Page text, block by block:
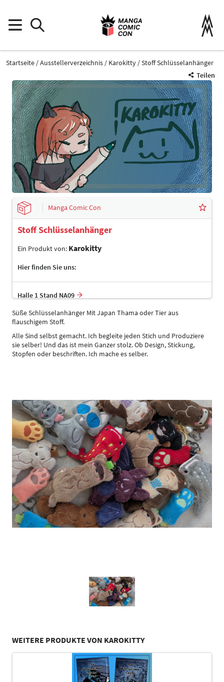
Startseite Ausstellerverzeichnis Karokitty
Stoff Schlüsselanhänger
Teilen
Manga Comic Con
Stoff Schlüsselanhänger
Ein Produkt von: Karokitty
Hier finden Sie uns:
Halle 1 Stand NA09
Süße Schlüsselanhänger Mit Japan Thama oder Tier aus
flauschigem Stoff.
Alle Sind selbst gemacht. Ich begleite jeden Stich und Produziere
sie selber! Und das ist mein Ganzer stolz. Ob Design, Stickung,
Stopfen oder beschriften. Ich mache es selber.
WEITERE PRODUKTE VON KAROKITTY